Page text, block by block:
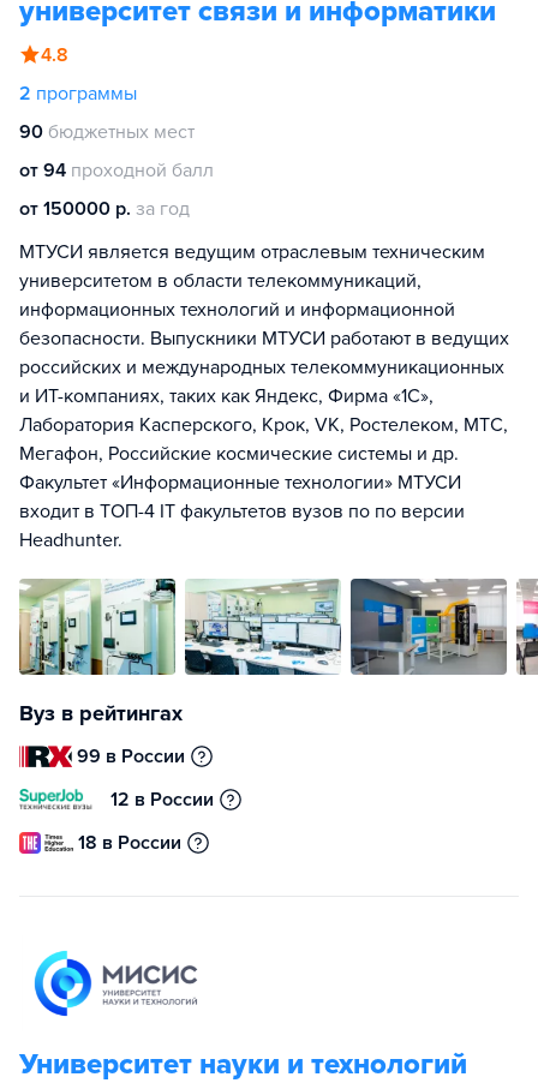
университет связи и информатики
4.8
2 программы
90 бюджетных мест
от 94 проходной балл
от 150000 р. за год
МТУСИ является ведущим отраслевым техническим
университетом в области телекоммуникаций,
информационных технологий и информационной
безопасности. Выпускники МТУСИ работают в ведущих
российских и международных телекоммуникационных
и ИТ-компаниях, таких как Яндекс, Фирма «1С»,
Лаборатория Касперского, Крок, VK, Ростелеком, МТС,
Мегафон, Российские космические системы и др.
Факультет «Информационные технологии» МТУСИ
входит в ТОП-4 IT факультетов вузов по по версии
Headhunter.
Вуз в рейтингах
99 в России
12 в России
18 в России
Университет науки и технологий